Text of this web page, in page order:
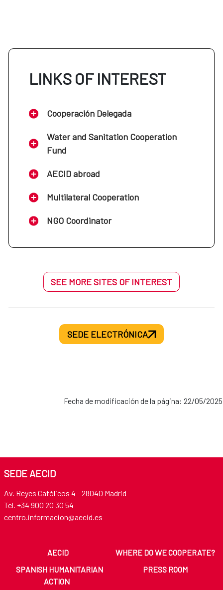
LINKS OF INTEREST
Cooperación Delegada
Water and Sanitation Cooperation
Fund
AECID abroad
Multilateral Cooperation
NGO Coordinator
SEE MORE SITES OF INTEREST
SEDE ELECTRÓNICA
Fecha de modificación de la página: 22/05/2025
SEDE AECID
Av. Reyes Católicos 4 - 28040 Madrid
Tel. +34 900 20 30 54​​​​​​​
centro.informacion@aecid.es
AECID
WHERE DO WE COOPERATE?
SPANISH HUMANITARIAN
ACTION
PRESS ROOM